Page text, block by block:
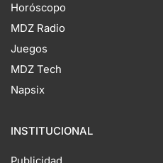
Horóscopo
MDZ Radio
Juegos
MDZ Tech
Napsix
INSTITUCIONAL